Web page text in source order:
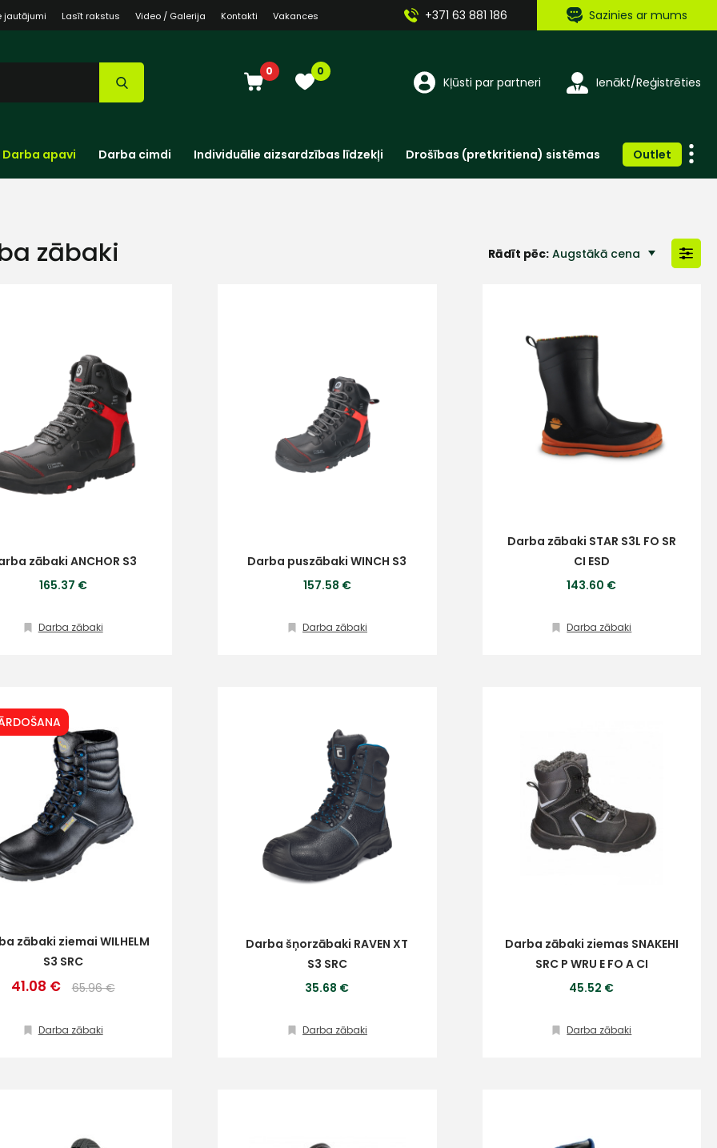
jautājumi Lasīt rakstus Video / Galerija Kontakti Vakances +371 63 881 186 Sazinies ar mums
0 0
Kļūsti par partneri Ienākt/Reģistrēties
Darba apavi Darba cimdi Individuālie aizsardzības līdzekļi Drošības (pretkritiena) sistēmas Outlet
zābaki Rādīt pēc: Augstākā cena
zābaki ANCHOR S3
165.37 €
Darba zābaki
Darba puszābaki WINCH S3
157.58 €
Darba zābaki
Darba zābaki STAR S3L FO SR
CI ESD
143.60 €
Darba zābaki
zābaki ziemai WILHELM
S3 SRC
41.08 € 65.96 €
Darba zābaki
Darba šņorzābaki RAVEN XT
S3 SRC
35.68 €
Darba zābaki
Darba zābaki ziemas SNAKEHI
SRC P WRU E FO A CI
45.52 €
Darba zābaki